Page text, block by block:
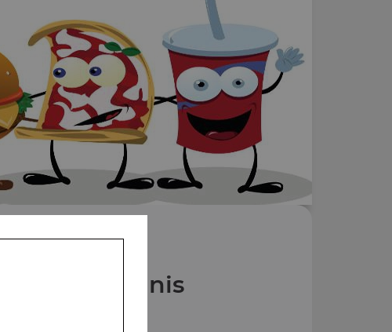
Nos Paninis